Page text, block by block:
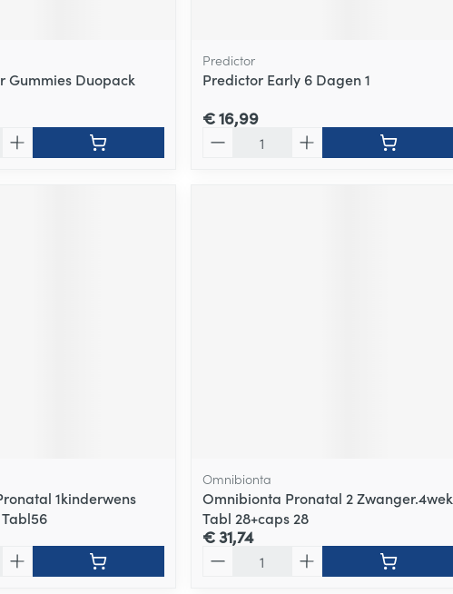
Gummies Duopack
Predictor
Predictor Early 6 Dagen 1
€ 16,99
1kinderwens
Omnibionta
Omnibionta Pronatal 2 Zwanger.4wek
Tabl 28+caps 28
€ 31,74